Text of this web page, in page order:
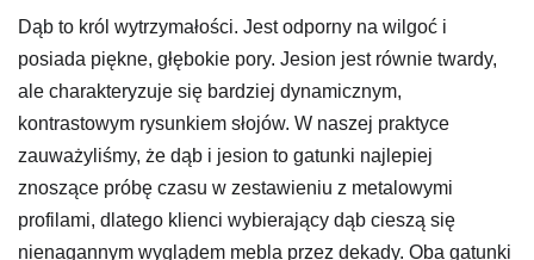
Dąb to król wytrzymałości. Jest odporny na wilgoć i
posiada piękne, głębokie pory. Jesion jest równie twardy,
ale charakteryzuje się bardziej dynamicznym,
kontrastowym rysunkiem słojów. W naszej praktyce
zauważyliśmy, że dąb i jesion to gatunki najlepiej
znoszące próbę czasu w zestawieniu z metalowymi
profilami, dlatego klienci wybierający dąb cieszą się
nienagannym wyglądem mebla przez dekady. Oba gatunki